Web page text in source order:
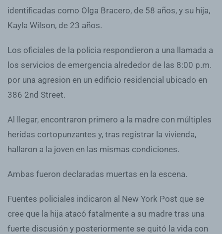
identificadas como Olga Bracero, de 58 años, y su hija,
Kayla Wilson, de 23 años.
Los oficiales de la policia respondieron a una llamada a
los servicios de emergencia alrededor de las 8:00 p.m.
por una agresion en un edificio residencial ubicado en
386 2nd Street.
Al llegar, encontraron primero a la madre con múltiples
heridas cortopunzantes y, tras registrar la vivienda,
hallaron a la joven en las mismas condiciones.
Ambas fueron declaradas muertas en la escena.
Fuentes policiales indicaron al New York Post que se
cree que la hija atacó fatalmente a su madre tras una
fuerte discusión y posteriormente se quitó la vida con